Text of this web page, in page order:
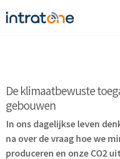
De klimaatbewuste
gebouwen
In ons dagelijkse leven
na over de vraag hoe we
produceren en onze CO2